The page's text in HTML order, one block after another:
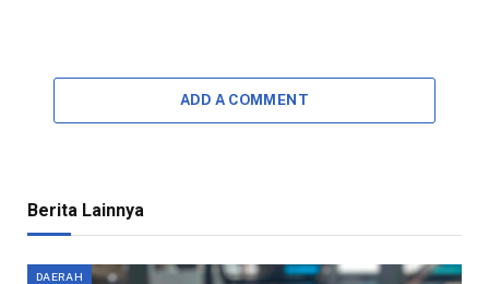
ADD A COMMENT
Berita Lainnya
DAERAH